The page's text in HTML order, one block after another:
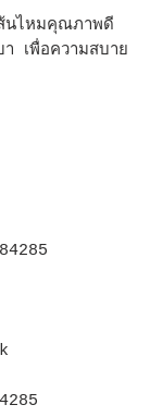
นไหมคุณภาพดี
เพื่อความสบาย